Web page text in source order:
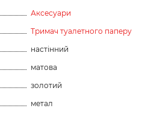
Аксесуари
Тримач туалетного паперу
настінний
матова
золотий
метал